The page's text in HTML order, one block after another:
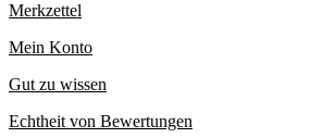
Merkzettel
Mein Konto
Gut zu wissen
Echtheit von Bewertungen